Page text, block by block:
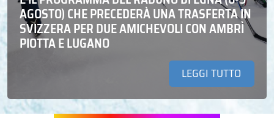
AGOSTO) CHE PRECEDERÀ UNA TRASFERTA IN
SVIZZERA PER DUE AMICHEVOLI CON AMBRÌ
PIOTTA E LUGANO
LEGGI TUTTO